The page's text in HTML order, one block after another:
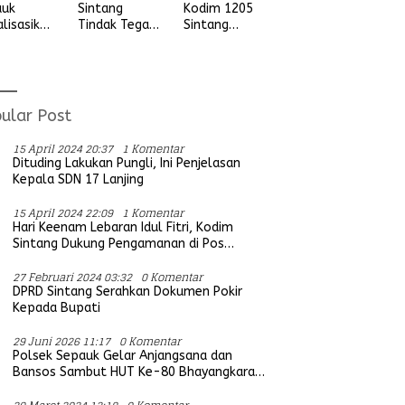
Desa
Ria
Sintang
Tindak Tegas
Umum
Kodim 1205
Sintang
Koramil
Post
15 April 2024 20:37 1 Komentar
Dituding Lakukan Pungli, Ini Penjelasan
Kepala SDN 17 Lanjing
15 April 2024 22:09 1 Komentar
Hari Keenam Lebaran Idul Fitri, Kodim
Sintang Dukung Pengamanan di Pos
27 Februari 2024 03:32 0 Komentar
DPRD Sintang Serahkan Dokumen Pokir
Kepada Bupati
29 Juni 2026 11:17 0 Komentar
Polsek Sepauk Gelar Anjangsana dan
Bansos Sambut HUT Ke-80 Bhayangkara